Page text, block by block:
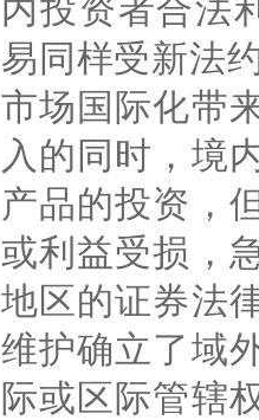
内投资者合法
易同样受新法
市场国际化带
入的同时，境
产品的投资，
或利益受损，
地区的证券法
维护确立了域
际或区际管辖